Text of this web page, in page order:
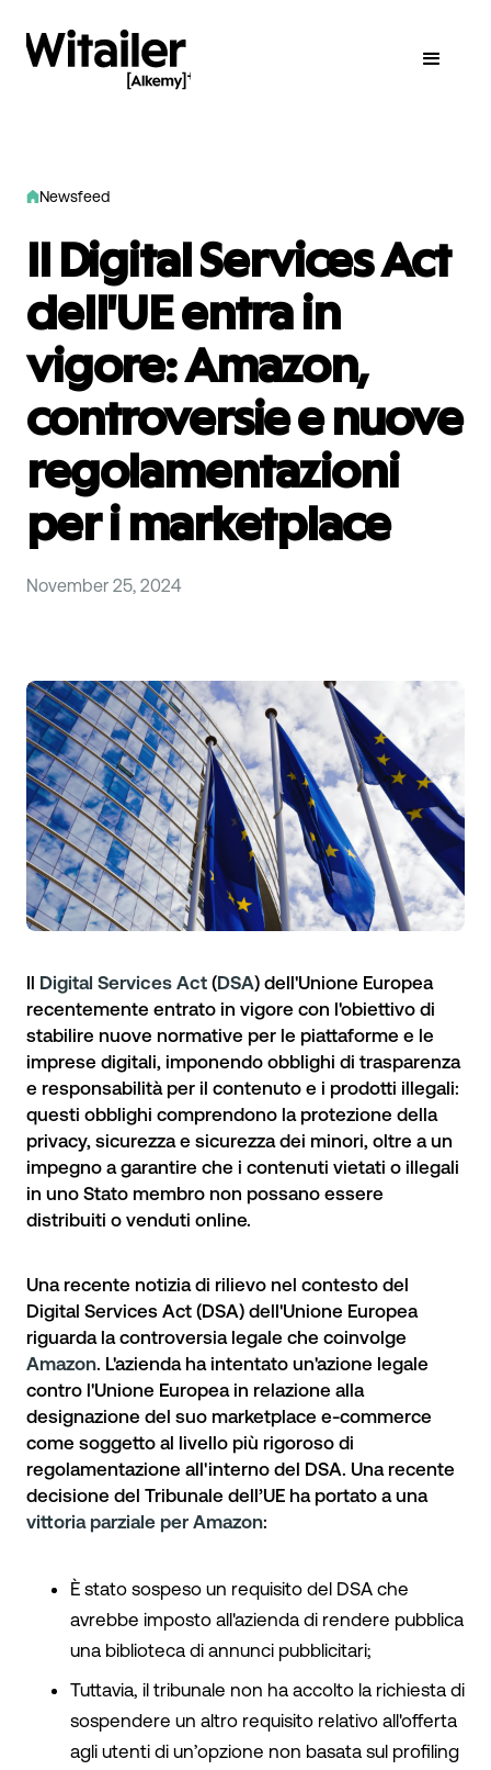
Newsfeed
Il Digital Services Act
dell'UE entra in
vigore: Amazon,
controversie e nuove
regolamentazioni
per i marketplace
November 25, 2024
Il Digital Services Act (DSA) dell'Unione Europea
recentemente entrato in vigore con l'obiettivo di
stabilire nuove normative per le piattaforme e le
imprese digitali, imponendo obblighi di trasparenza
e responsabilità per il contenuto e i prodotti illegali:
questi obblighi comprendono la protezione della
privacy, sicurezza e sicurezza dei minori, oltre a un
impegno a garantire che i contenuti vietati o illegali
in uno Stato membro non possano essere
distribuiti o venduti online.
Una recente notizia di rilievo nel contesto del
Digital Services Act (DSA) dell'Unione Europea
riguarda la controversia legale che coinvolge
Amazon. L'azienda ha intentato un'azione legale
contro l'Unione Europea in relazione alla
designazione del suo marketplace e-commerce
come soggetto al livello più rigoroso di
regolamentazione all'interno del DSA. Una recente
decisione del Tribunale dell’UE ha portato a una
vittoria parziale per Amazon:
È stato sospeso un requisito del DSA che
avrebbe imposto all'azienda di rendere pubblica
una biblioteca di annunci pubblicitari;
Tuttavia, il tribunale non ha accolto la richiesta di
sospendere un altro requisito relativo all'offerta
agli utenti di un’opzione non basata sul profiling